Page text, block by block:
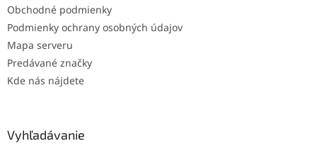
Obchodné podmienky
Podmienky ochrany osobných údajov
Mapa serveru
Predávané značky
Kde nás nájdete
Vyhľadávanie